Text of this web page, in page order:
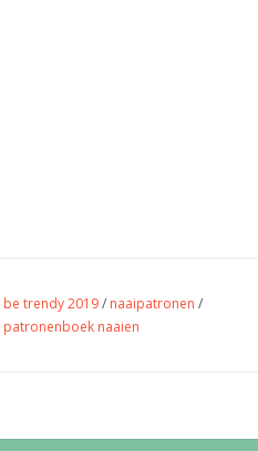
be trendy 2019/ naaipatronen /
patronenboek naaien